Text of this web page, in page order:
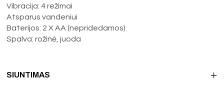
Vibracija: 4 režimai
Atsparus vandeniui
Baterijos: 2 X AA (nepridedamos)
Spalva: rožinė, juoda
SIUNTIMAS